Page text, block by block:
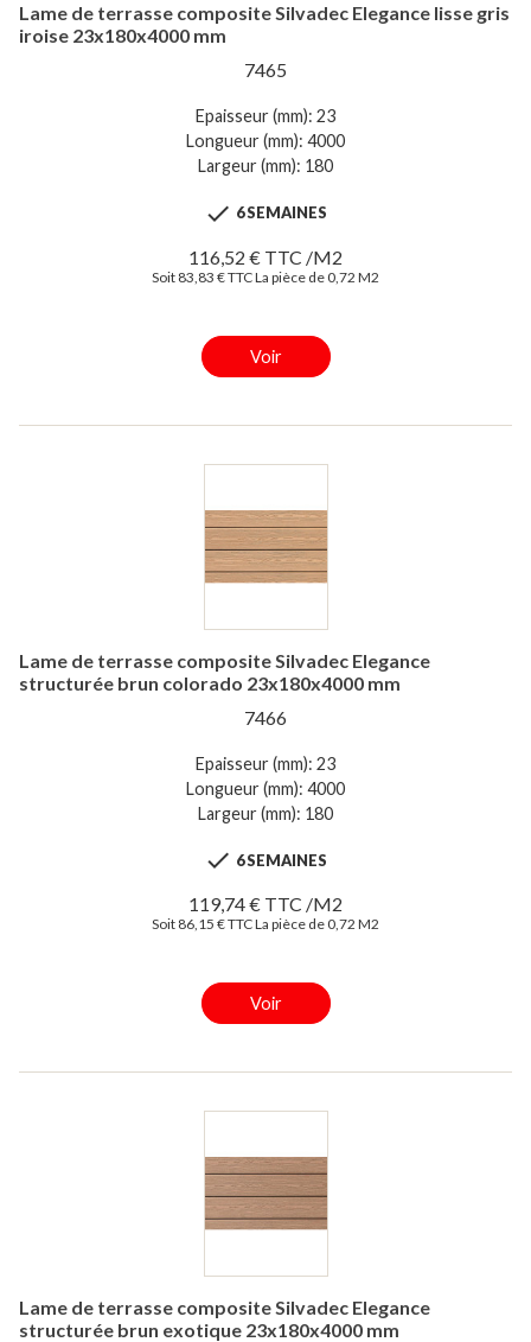
Lame de terrasse composite Silvadec Elegance lisse gris
iroise 23x180x4000 mm
7465
Epaisseur (mm): 23
Longueur (mm): 4000
Largeur (mm): 180
 6 SEMAINES
116,52 € TTC /M2
Soit 83,83 € TTC La pièce de 0,72 M2
Voir
Lame de terrasse composite Silvadec Elegance
structurée brun colorado 23x180x4000 mm
7466
Epaisseur (mm): 23
Longueur (mm): 4000
Largeur (mm): 180
 6 SEMAINES
119,74 € TTC /M2
Soit 86,15 € TTC La pièce de 0,72 M2
Voir
Lame de terrasse composite Silvadec Elegance
structurée brun exotique 23x180x4000 mm